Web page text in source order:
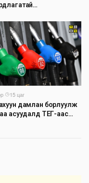
төсвийг
болов
·
15 цаг
дамлан борлуулж
асуудалд ТЕГ-аас